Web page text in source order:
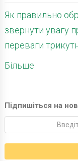
Як правильно
звернути увагу
переваги
Більше
Підпишіться на